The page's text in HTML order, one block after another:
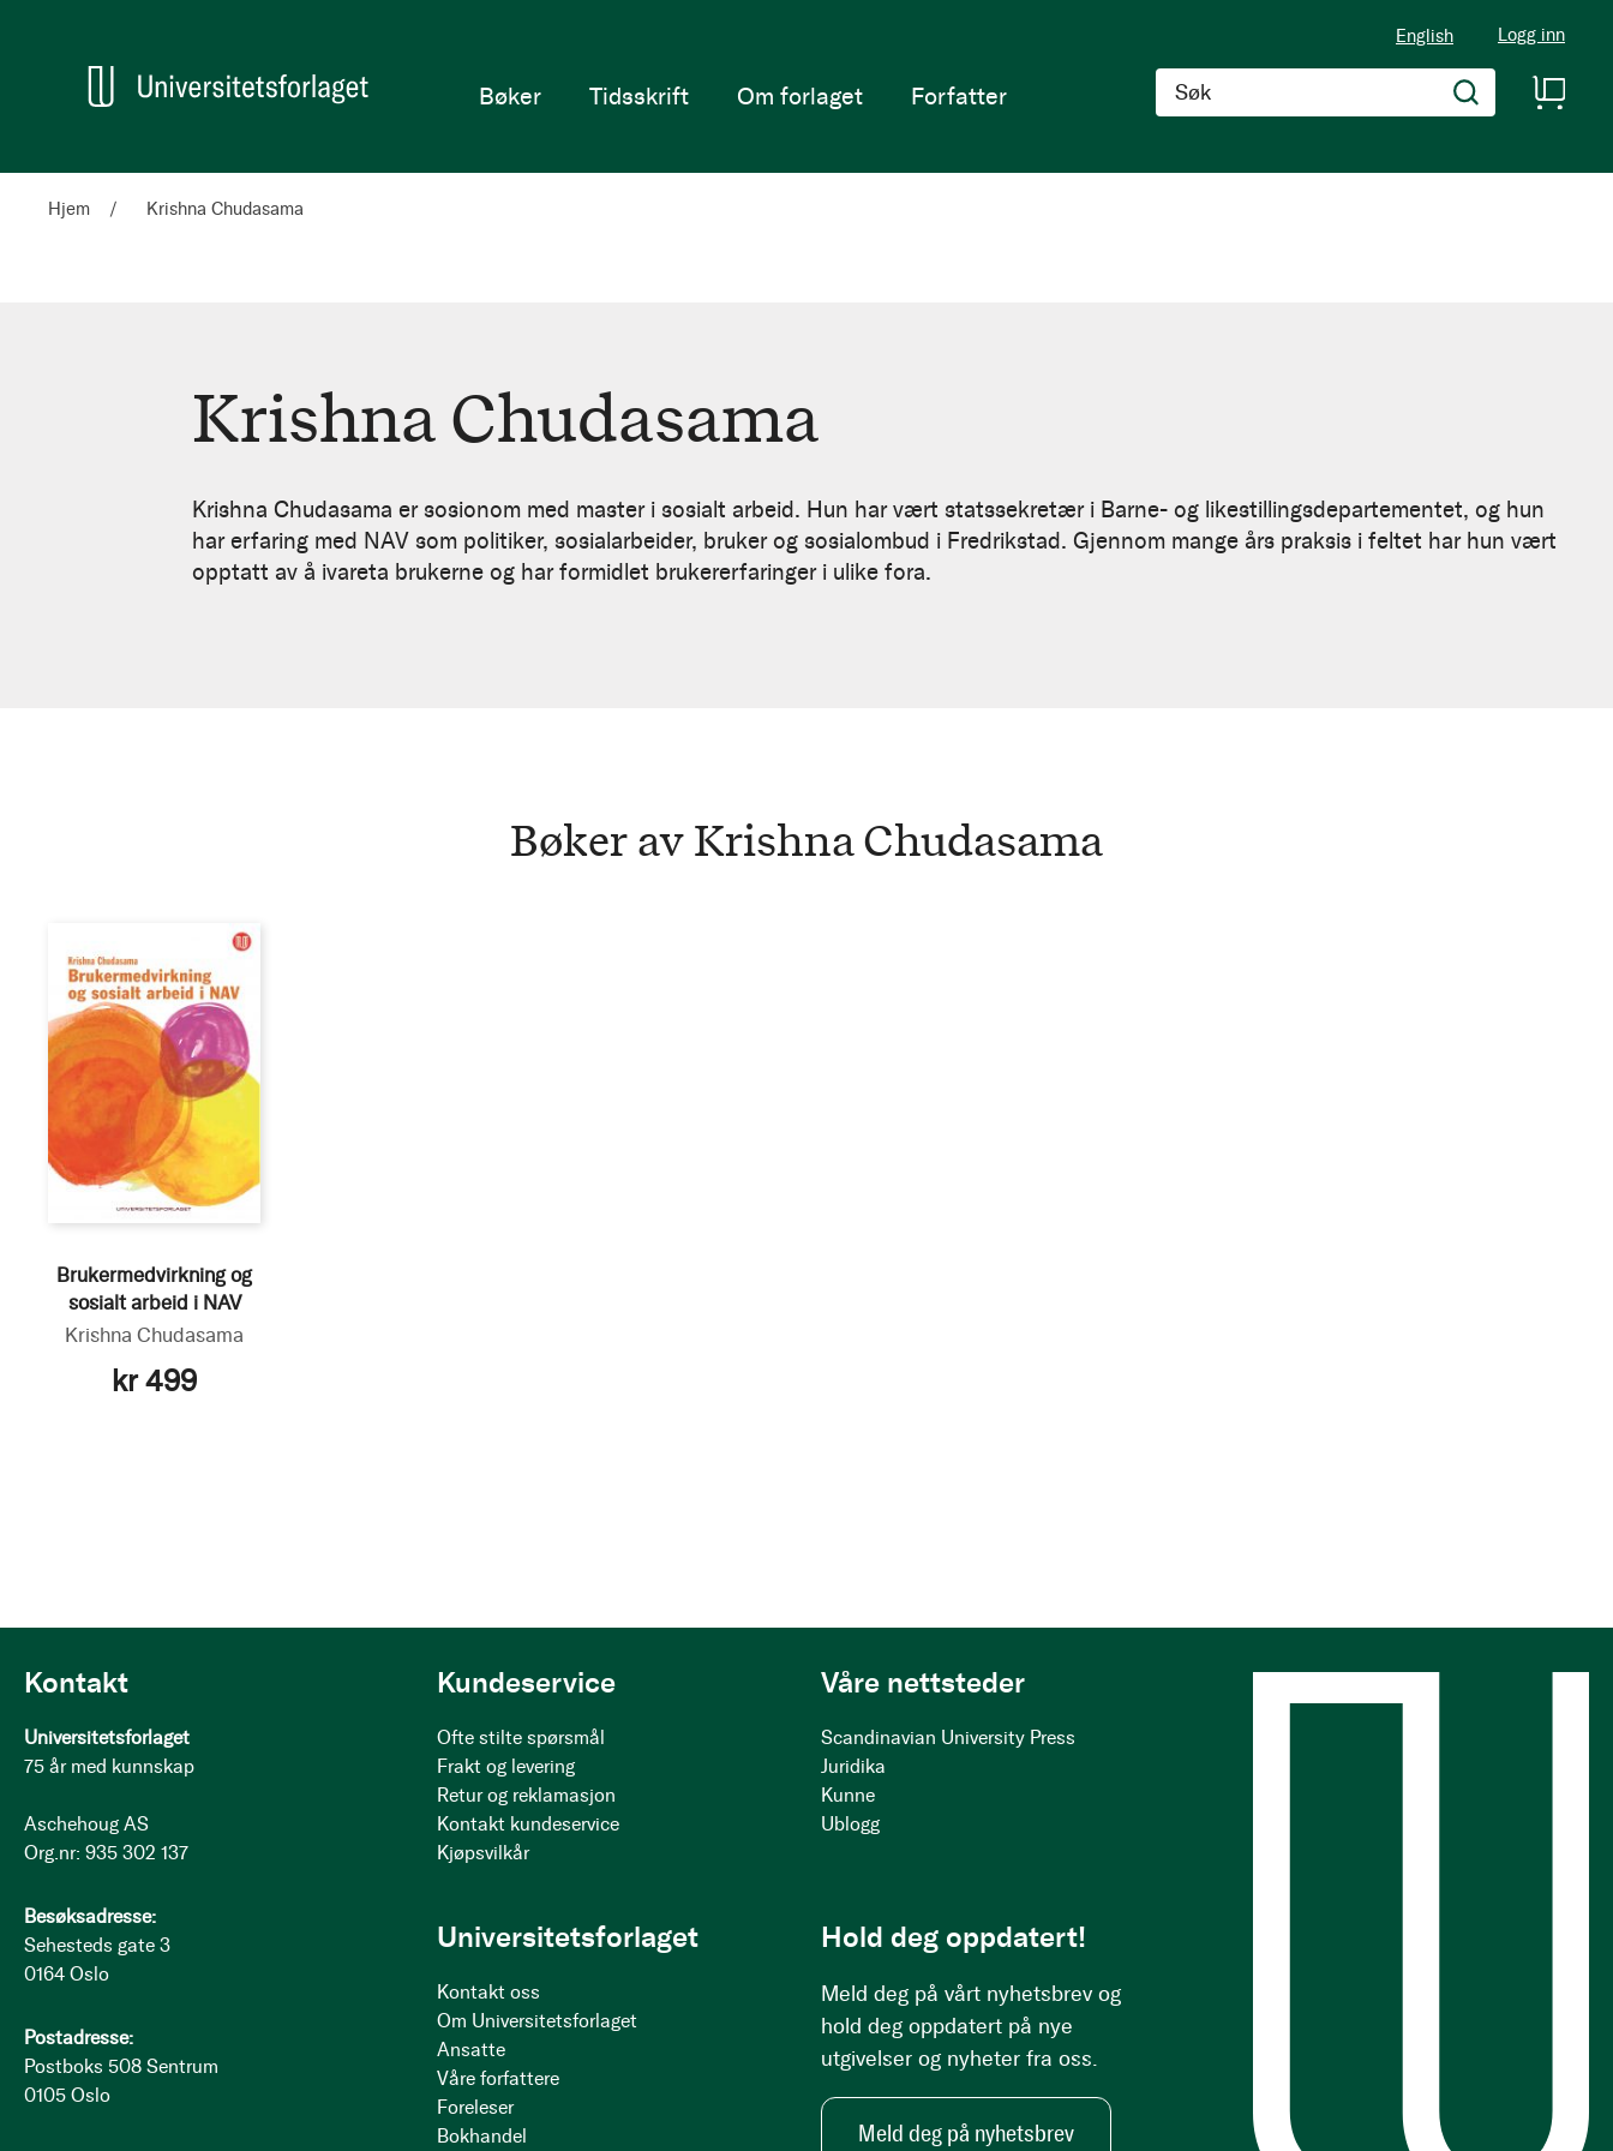
English Logg inn
Søk
Hjem
Bøker Tidsskrift Om forlaget Forfatter
Hjem Krishna Chudasama
Krishna
Chudasama
Krishna Chudasama
Krishna Chudasama er sosionom med master i sosialt arbeid. Hun har vært statssekretær i Barne- og likestillingsdepartementet, og hun
har erfaring med NAV som politiker, sosialarbeider, bruker og sosialombud i Fredrikstad. Gjennom mange års praksis i feltet har hun vært
opptatt av å ivareta brukerne og har formidlet brukererfaringer i ulike fora.
Bøker av Krishna Chudasama
Brukermedvirkning og
sosialt arbeid i NAV
Krishna Chudasama
kr 499
Kontakt
Universitetsforlaget
75 år med kunnskap
Aschehoug AS
Org.nr: 935 302 137
Besøksadresse:
Sehesteds gate 3
0164 Oslo
Postadresse:
Postboks 508 Sentrum
0105 Oslo
Kundeservice
Ofte stilte spørsmål
Frakt og levering
Retur og reklamasjon
Kontakt kundeservice
Kjøpsvilkår
Våre nettsteder
Scandinavian University Press
Juridika
Kunne
Ublogg
Universitetsforlaget
Kontakt oss
Om Universitetsforlaget
Ansatte
Våre forfattere
Foreleser
Bokhandel
Hold deg oppdatert!
Meld deg på vårt nyhetsbrev og
hold deg oppdatert på nye
utgivelser og nyheter fra oss.
Meld deg på nyhetsbrev